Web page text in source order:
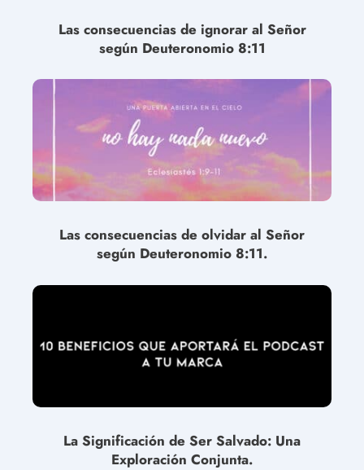
Las consecuencias de ignorar al Señor
según Deuteronomio 8:11
Las consecuencias de olvidar al Señor
según Deuteronomio 8:11.
La Significación de Ser Salvado: Una
Exploración Conjunta.